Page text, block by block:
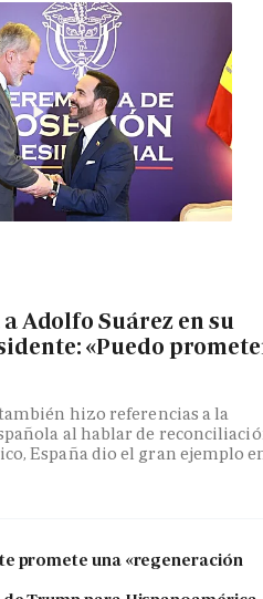
Adolfo Suárez en su
«Puedo
hizo referencias a la
al hablar de
España dio el gran ejemplo
promete una «regeneración